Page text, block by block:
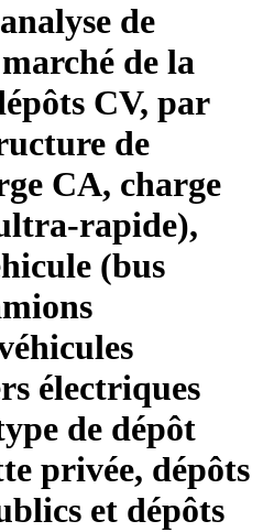
de
de la
CV, par
de
CA, charge
rapide),
(bus
électriques
de dépôt
privée, dépôts
et dépôts